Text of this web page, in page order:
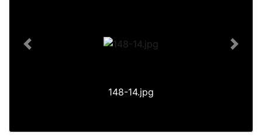
148-14.jpg
Previous Next